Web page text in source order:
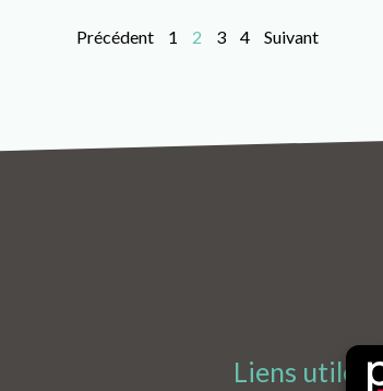
Précédent 1 2 3 4 Suivant
Liens utiles